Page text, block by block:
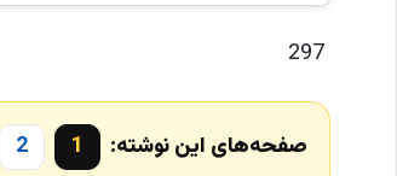
297
صفحه‌های این نوشته: 1
2